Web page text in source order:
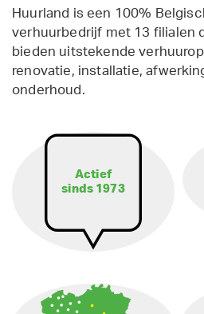
Huurland is een 100%
verhuurbedrijf met 13 filialen
bieden uitstekende
renovatie, installatie,
onderhoud.
Actief
sinds 1973